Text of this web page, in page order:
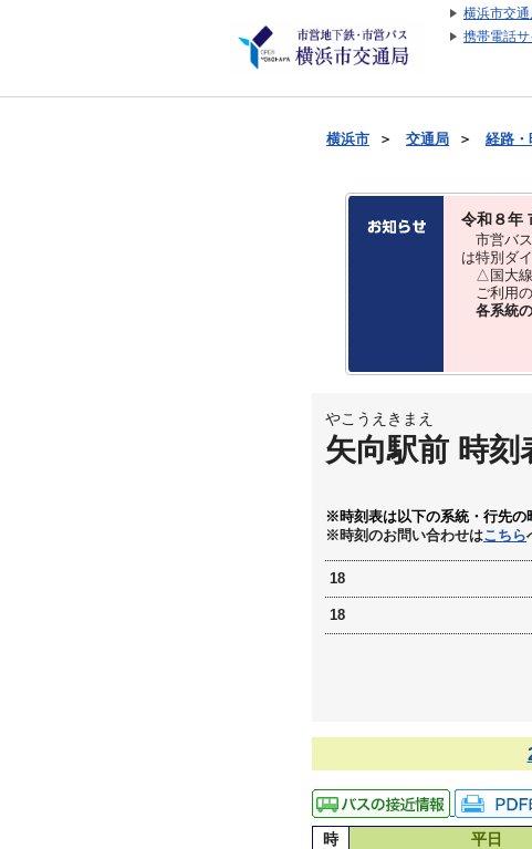
横浜市交通
携帯電話
横浜市 ＞ 交通局 ＞ 経路・
令和８年
市営バス
は特別ダ
△国大線
ご利用の
各系統
やこうえきまえ
矢向駅前 時刻
※時刻表は以下の系統・行先の
※時刻のお問い合わせはこちら
18
18
時 平日